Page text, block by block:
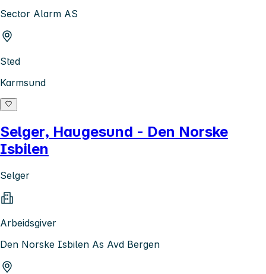
Sector Alarm AS
Sted
Karmsund
Selger, Haugesund - Den Norske
Isbilen
Selger
Arbeidsgiver
Den Norske Isbilen As Avd Bergen